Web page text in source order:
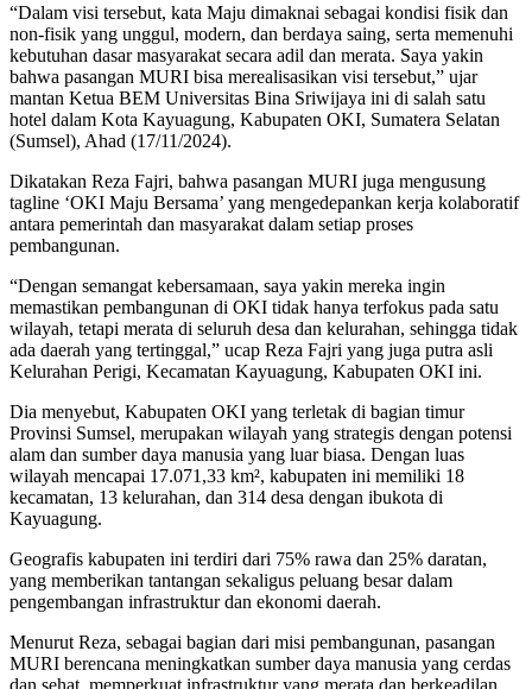
“Dalam visi tersebut, kata Maju dimaknai sebagai kondisi fisik dan
non-fisik yang unggul, modern, dan berdaya saing, serta memenuhi
kebutuhan dasar masyarakat secara adil dan merata. Saya yakin
bahwa pasangan MURI bisa merealisasikan visi tersebut,” ujar
mantan Ketua BEM Universitas Bina Sriwijaya ini di salah satu
hotel dalam Kota Kayuagung, Kabupaten OKI, Sumatera Selatan
(Sumsel), Ahad (17/11/2024).
Dikatakan Reza Fajri, bahwa pasangan MURI juga mengusung
tagline ‘OKI Maju Bersama’ yang mengedepankan kerja kolaboratif
antara pemerintah dan masyarakat dalam setiap proses
pembangunan.
“Dengan semangat kebersamaan, saya yakin mereka ingin
memastikan pembangunan di OKI tidak hanya terfokus pada satu
wilayah, tetapi merata di seluruh desa dan kelurahan, sehingga tidak
ada daerah yang tertinggal,” ucap Reza Fajri yang juga putra asli
Kelurahan Perigi, Kecamatan Kayuagung, Kabupaten OKI ini.
Dia menyebut, Kabupaten OKI yang terletak di bagian timur
Provinsi Sumsel, merupakan wilayah yang strategis dengan potensi
alam dan sumber daya manusia yang luar biasa. Dengan luas
wilayah mencapai 17.071,33 km², kabupaten ini memiliki 18
kecamatan, 13 kelurahan, dan 314 desa dengan ibukota di
Kayuagung.
Geografis kabupaten ini terdiri dari 75% rawa dan 25% daratan,
yang memberikan tantangan sekaligus peluang besar dalam
pengembangan infrastruktur dan ekonomi daerah.
Menurut Reza, sebagai bagian dari misi pembangunan, pasangan
MURI berencana meningkatkan sumber daya manusia yang cerdas
dan sehat, memperkuat infrastruktur yang merata dan berkeadilan